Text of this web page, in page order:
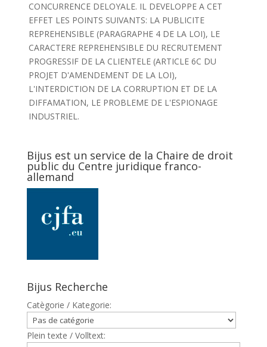
CONCURRENCE DELOYALE. IL DEVELOPPE A CET
EFFET LES POINTS SUIVANTS: LA PUBLICITE
REPREHENSIBLE (PARAGRAPHE 4 DE LA LOI), LE
CARACTERE REPREHENSIBLE DU RECRUTEMENT
PROGRESSIF DE LA CLIENTELE (ARTICLE 6C DU
PROJET D'AMENDEMENT DE LA LOI),
L'INTERDICTION DE LA CORRUPTION ET DE LA
DIFFAMATION, LE PROBLEME DE L'ESPIONAGE
INDUSTRIEL.
Bijus est un service de la Chaire de droit
public du Centre juridique franco-
allemand
Bijus Recherche
Catègorie / Kategorie:
Plein texte / Volltext: